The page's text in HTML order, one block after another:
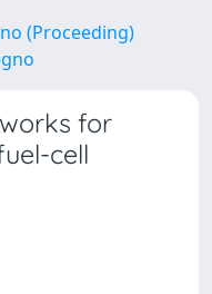
(Proceeding)
for
cell